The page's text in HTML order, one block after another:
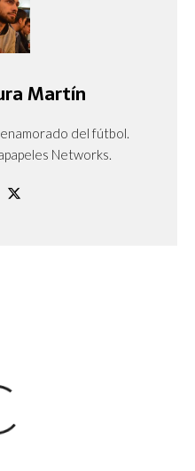
Martín
del fútbol.
Networks.